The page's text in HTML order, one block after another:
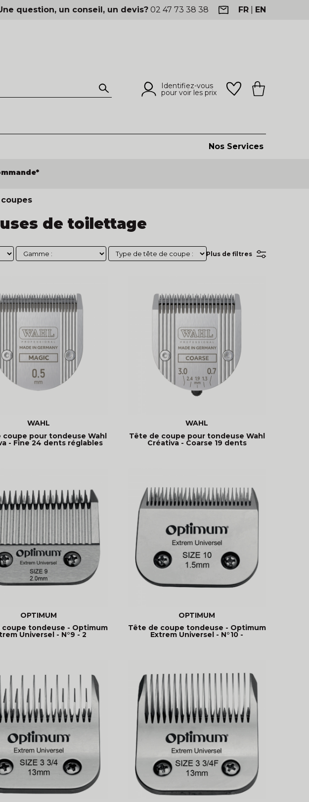
question, un conseil, un devis? 02 47 73 38 38 FR EN
Identifiez-vous
pour voir les prix
Nos Services
de commande de produits
de toilettage
Plus de filtres
WAHL
coupe pour tondeuse Wahl
- Fine 24 dents réglables
WAHL
Tête de coupe pour tondeuse Wahl
Créativa - Coarse 19 dents
OPTIMUM
coupe tondeuse - Optimum
Universel - N°9 - 2
OPTIMUM
Tête de coupe tondeuse - Optimum
Extrem Universel - N°10 -